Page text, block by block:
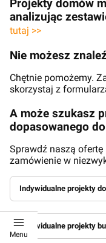
Projekty domów
analizując
tutaj >>
Nie możesz
Chętnie pomożemy.
skorzystaj z
A może szukasz
dopasowanego
Sprawdź naszą
zamówienie w
Indywidualne projekty
Indywidualne projekty
Menu